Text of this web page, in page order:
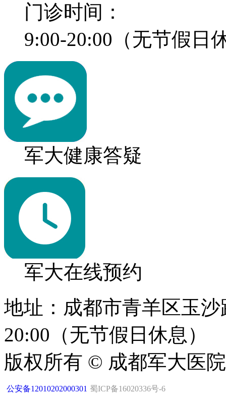
门诊时间：
9:00-20:00（无节假日
军大健康答疑
军大在线预约
地址：成都市青羊区玉
20:00（无节假日休息）
版权所有 © 成都军大医
公安备12010202000301 蜀ICP备16020336号-6